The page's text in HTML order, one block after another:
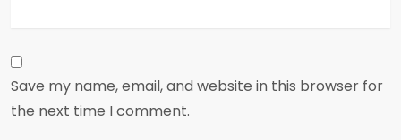
Save my name, email, and website in this browser for
the next time I comment.